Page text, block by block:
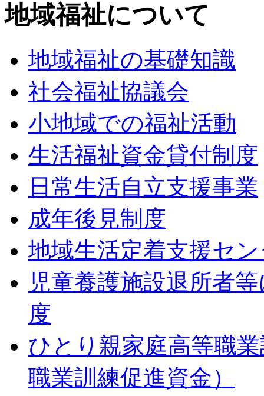
地域福祉について
地域福祉の基礎知識
社会福祉協議会
小地域での福祉活動
生活福祉資金貸付制度
日常生活自立支援事業
成年後見制度
地域生活定着支援セ
児童養護施設退所者
度
ひとり親家庭高等職
職業訓練促進資金）